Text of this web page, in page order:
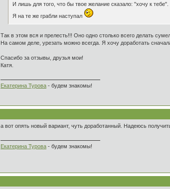
И лишь для того, что бы твое желание сказало: "хочу к тебе".
Я на те же грабли наступал
Так в этом вся и прелесть!!! Оно одно столько всего делать
На самом деле, урезать можно всегда. Я хочу доработать
Спасибо за отзывы, друзья мои!
Катя.
Екатерина Турова - будем знакомы!
а вот опять новый вариант, чуть доработанный. Надеюсь
Екатерина Турова - будем знакомы!